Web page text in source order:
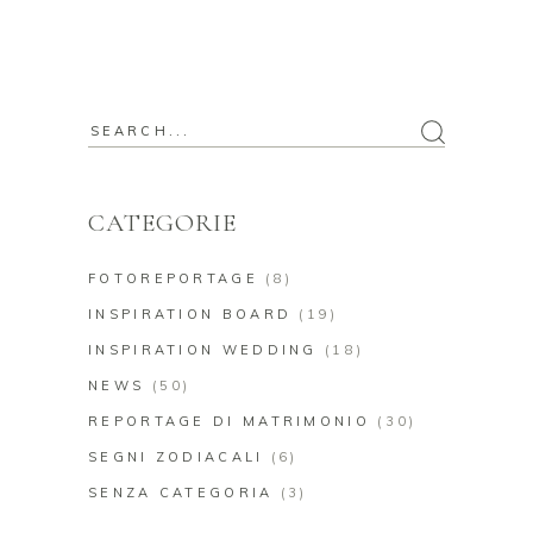
Search
CATEGORIE
FOTOREPORTAGE (8)
INSPIRATION BOARD (19)
INSPIRATION WEDDING (18)
NEWS (50)
REPORTAGE DI MATRIMONIO (30)
SEGNI ZODIACALI (6)
SENZA CATEGORIA (3)